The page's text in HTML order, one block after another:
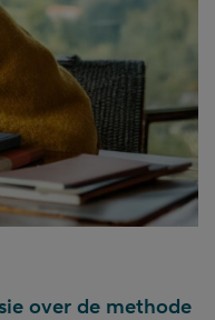
over de methode